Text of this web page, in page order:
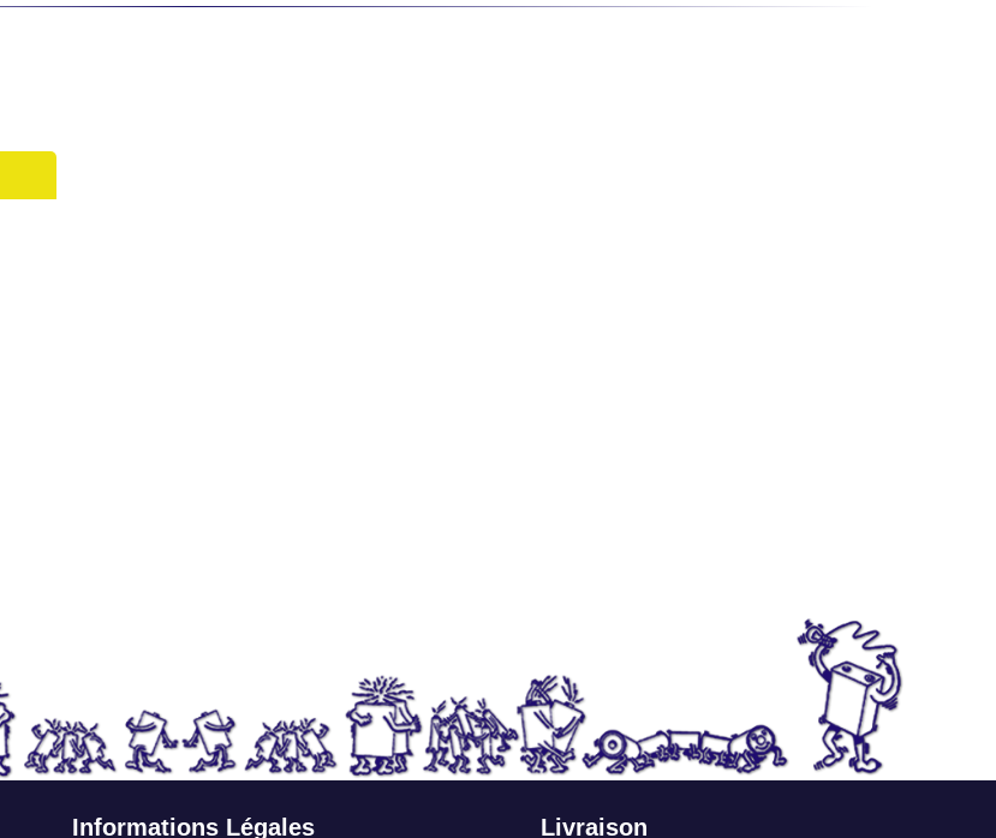
Informations Légales Livraison